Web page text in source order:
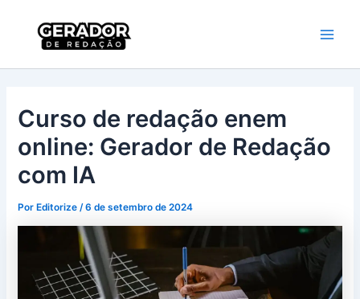
conteúdo
Curso de redação enem
online: Gerador de Redação
com IA
Por Editorize/6 de setembro de 2024